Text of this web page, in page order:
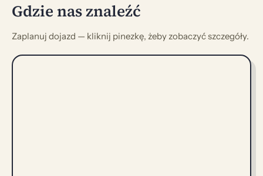
Gdzie nas znaleźć
Zaplanuj dojazd — kliknij pinezkę, żeby zobaczyć szczegóły.